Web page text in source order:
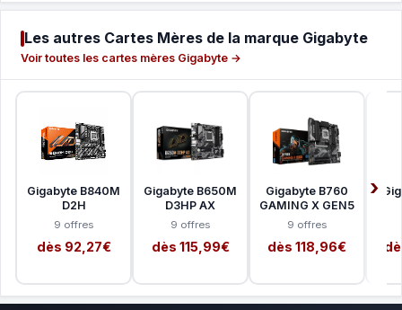
Les autres Cartes Mères de la marque Gigabyte
Voir toutes les cartes mères Gigabyte →
Gigabyte B840M
D2H
9 offres
dès 92,27€
Gigabyte B650M
D3HP AX
9 offres
dès 115,99€
Gigabyte B760
GAMING X GEN5
9 offres
dès 118,96€